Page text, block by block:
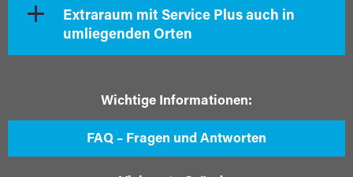
Extraraum mit Service Plus auch in
umliegenden Orten
Wichtige Informationen:
FAQ – Fragen und Antworten